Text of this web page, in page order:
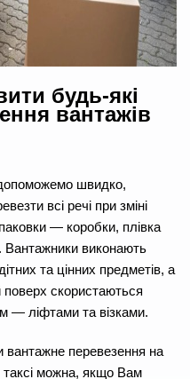
будь-які
вантажів
швидко,
всі речі при зміні
— коробки, плівка
Вантажники виконають
та цінних предметів, а
поверх скористаються
— ліфтами та візками.
вантажне перевезення на
таксі можна, якщо Вам